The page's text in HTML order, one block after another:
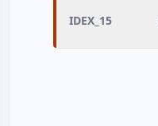
IDEX_15